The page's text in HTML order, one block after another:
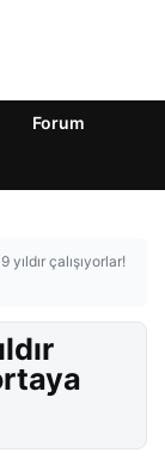
Forum
yıldır çalışıyorlar!